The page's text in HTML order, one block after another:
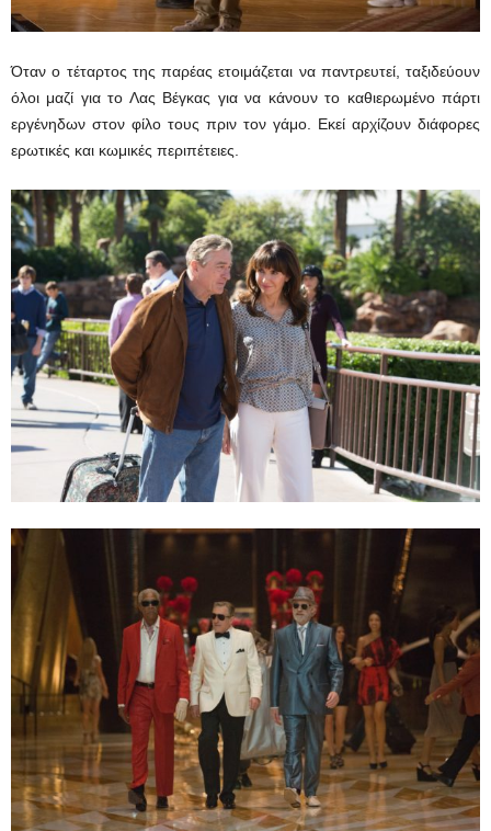
Όταν ο τέταρτος της παρέας ετοιμάζεται να παντρευτεί, ταξιδεύουν
όλοι μαζί για το Λας Βέγκας για να κάνουν το καθιερωμένο πάρτι
εργένηδων στον φίλο τους πριν τον γάμο. Εκεί αρχίζουν διάφορες
ερωτικές και κωμικές περιπέτειες.